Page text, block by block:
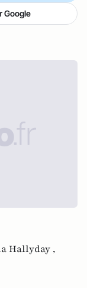
Google
Hallyday ,